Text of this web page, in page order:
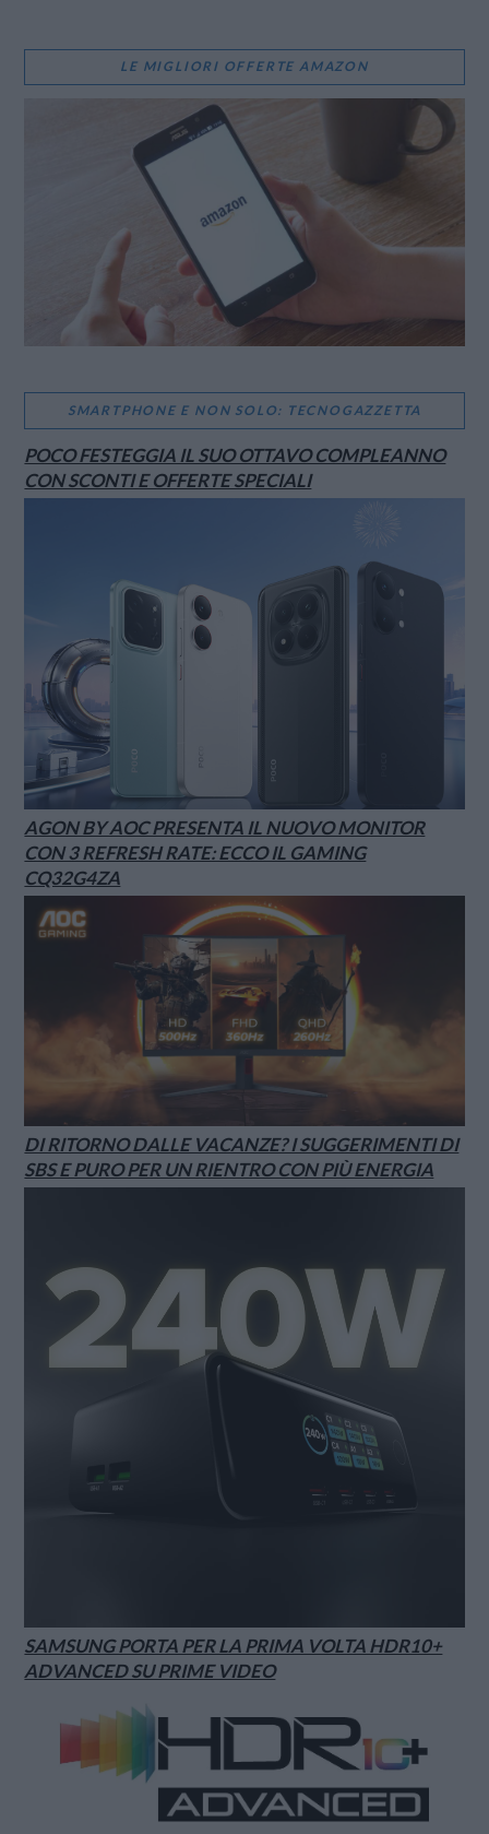
LE MIGLIORI OFFERTE AMAZON
SMARTPHONE E NON SOLO: TECNOGAZZETTA
POCO FESTEGGIA IL SUO OTTAVO COMPLEANNO
CON SCONTI E OFFERTE SPECIALI
AGON BY AOC PRESENTA IL NUOVO MONITOR
CON 3 REFRESH RATE: ECCO IL GAMING
CQ32G4ZA
DI RITORNO DALLE VACANZE? I SUGGERIMENTI DI
SBS E PURO PER UN RIENTRO CON PIÙ ENERGIA
SAMSUNG PORTA PER LA PRIMA VOLTA HDR10+
ADVANCED SU PRIME VIDEO